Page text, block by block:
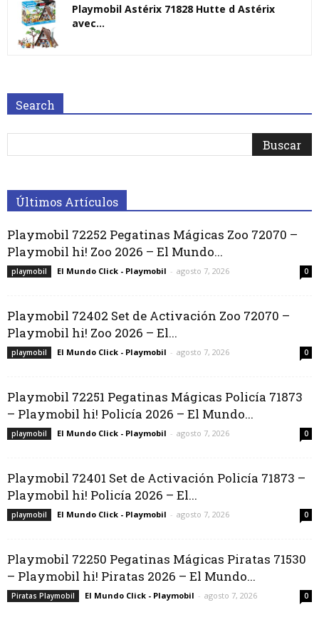
Playmobil Astérix 71828 Hutte d Astérix
avec...
Search
Últimos Artículos
Playmobil 72252 Pegatinas Mágicas Zoo 72070 –
Playmobil hi! Zoo 2026 – El Mundo...
playmobil El Mundo Click - Playmobil - agosto 7, 2026 0
Playmobil 72402 Set de Activación Zoo 72070 –
Playmobil hi! Zoo 2026 – El...
playmobil El Mundo Click - Playmobil - agosto 7, 2026 0
Playmobil 72251 Pegatinas Mágicas Policía 71873
– Playmobil hi! Policía 2026 – El Mundo...
playmobil El Mundo Click - Playmobil - agosto 7, 2026 0
Playmobil 72401 Set de Activación Policía 71873 –
Playmobil hi! Policía 2026 – El...
playmobil El Mundo Click - Playmobil - agosto 7, 2026 0
Playmobil 72250 Pegatinas Mágicas Piratas 71530
– Playmobil hi! Piratas 2026 – El Mundo...
Piratas Playmobil El Mundo Click - Playmobil - agosto 7, 2026 0